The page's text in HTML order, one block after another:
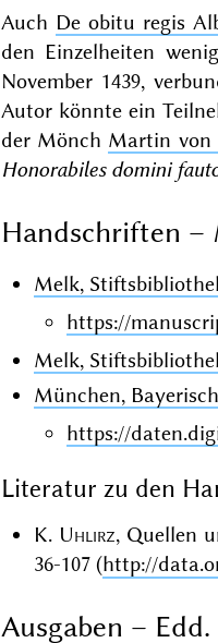
Auch De obitu regis
den Einzelheiten
November 1439,
Autor könnte ein
der Mönch Martin von
Honorabiles domini
Handschriften –
Melk,
https://
Melk,
München,
https://
Literatur zu den
K. Uhlirz, Quellen
36-107 (http://
Ausgaben – Edd.